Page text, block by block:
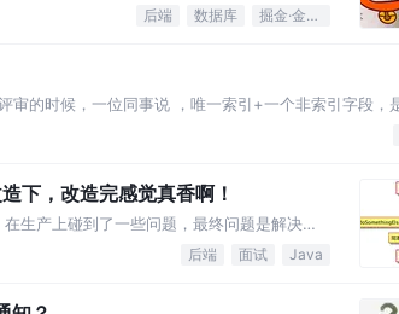
后端 数据库 掘金·金石计划
的时候，一位同事说 ，唯一索引+一个非索引字段，
下，改造完感觉真香啊！
生产上碰到了一些问题，最终问题是解决
后端 面试 Java